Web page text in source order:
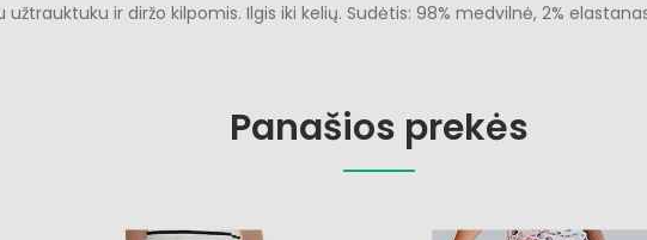
užtrauktuku ir diržo kilpomis. Ilgis iki kelių. Sudėtis: 98% medvilnė, 2%
Panašios prekės